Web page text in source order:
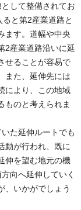
して整備されてお
と第2産業道路と
ます。道幅や中央
2産業道路沿いに延
せることが容易で
また、延伸先には
により、この地域
ものと考えられま
た延伸ルートでも
動が行われ、既に
伸を望む地元の機
向へ延伸していく
、いかがでしょう